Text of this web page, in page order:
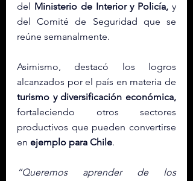
del Ministerio de Interior y Policía, y
del Comité de Seguridad que se
reúne semanalmente.
Asimismo, destacó los logros
turismo y diversificación económica,
fortaleciendo otros sectores
productivos que pueden convertirse
en ejemplo para Chile.
“Queremos aprender de los